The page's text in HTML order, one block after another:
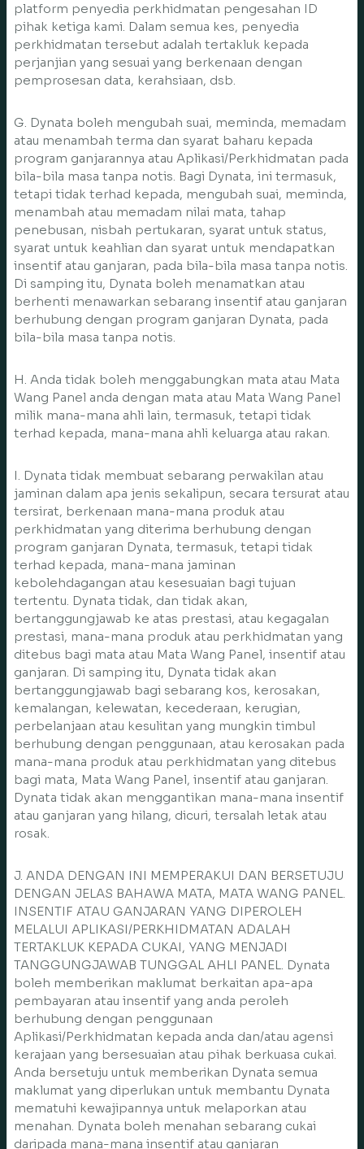
platform penyedia perkhidmatan pengesahan ID
pihak ketiga kami. Dalam semua kes, penyedia
perkhidmatan tersebut adalah tertakluk kepada
perjanjian yang sesuai yang berkenaan dengan
pemprosesan data, kerahsiaan, dsb.
G. Dynata boleh mengubah suai, meminda, memadam
atau menambah terma dan syarat baharu kepada
program ganjarannya atau Aplikasi/Perkhidmatan pada
bila-bila masa tanpa notis. Bagi Dynata, ini termasuk,
tetapi tidak terhad kepada, mengubah suai, meminda,
menambah atau memadam nilai mata, tahap
penebusan, nisbah pertukaran, syarat untuk status,
syarat untuk keahlian dan syarat untuk mendapatkan
insentif atau ganjaran, pada bila-bila masa tanpa notis.
Di samping itu, Dynata boleh menamatkan atau
berhenti menawarkan sebarang insentif atau ganjaran
berhubung dengan program ganjaran Dynata, pada
bila-bila masa tanpa notis.
H. Anda tidak boleh menggabungkan mata atau Mata
Wang Panel anda dengan mata atau Mata Wang Panel
milik mana-mana ahli lain, termasuk, tetapi tidak
terhad kepada, mana-mana ahli keluarga atau rakan.
I. Dynata tidak membuat sebarang perwakilan atau
jaminan dalam apa jenis sekalipun, secara tersurat atau
tersirat, berkenaan mana-mana produk atau
perkhidmatan yang diterima berhubung dengan
program ganjaran Dynata, termasuk, tetapi tidak
terhad kepada, mana-mana jaminan
kebolehdagangan atau kesesuaian bagi tujuan
tertentu. Dynata tidak, dan tidak akan,
bertanggungjawab ke atas prestasi, atau kegagalan
prestasi, mana-mana produk atau perkhidmatan yang
ditebus bagi mata atau Mata Wang Panel, insentif atau
ganjaran. Di samping itu, Dynata tidak akan
bertanggungjawab bagi sebarang kos, kerosakan,
kemalangan, kelewatan, kecederaan, kerugian,
perbelanjaan atau kesulitan yang mungkin timbul
berhubung dengan penggunaan, atau kerosakan pada
mana-mana produk atau perkhidmatan yang ditebus
bagi mata, Mata Wang Panel, insentif atau ganjaran.
Dynata tidak akan menggantikan mana-mana insentif
atau ganjaran yang hilang, dicuri, tersalah letak atau
rosak.
J. ANDA DENGAN INI MEMPERAKUI DAN BERSETUJU
DENGAN JELAS BAHAWA MATA, MATA WANG PANEL.
INSENTIF ATAU GANJARAN YANG DIPEROLEH
MELALUI APLIKASI/PERKHIDMATAN ADALAH
TERTAKLUK KEPADA CUKAI, YANG MENJADI
TANGGUNGJAWAB TUNGGAL AHLI PANEL. Dynata
boleh memberikan maklumat berkaitan apa-apa
pembayaran atau insentif yang anda peroleh
berhubung dengan penggunaan
Aplikasi/Perkhidmatan kepada anda dan/atau agensi
kerajaan yang bersesuaian atau pihak berkuasa cukai.
Anda bersetuju untuk memberikan Dynata semua
maklumat yang diperlukan untuk membantu Dynata
mematuhi kewajipannya untuk melaporkan atau
menahan. Dynata boleh menahan sebarang cukai
daripada mana-mana insentif atau ganjaran